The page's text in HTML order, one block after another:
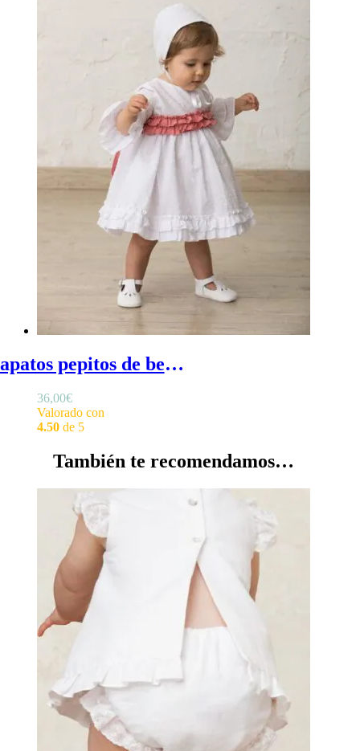
Zapatos pepitos de bebé - Zapatos bebé niña ceremonia con detalle troquelado en el frontal
36,00€
Valorado con
4.50 de 5
También te recomendamos…